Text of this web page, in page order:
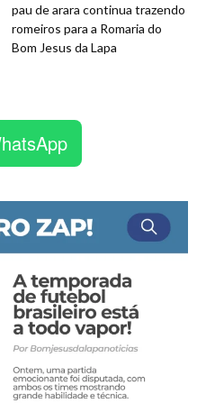
pau de arara continua trazendo
romeiros para a Romaria do
Bom Jesus da Lapa